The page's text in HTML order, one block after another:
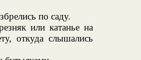
по саду.
или катанье на
откуда слышались